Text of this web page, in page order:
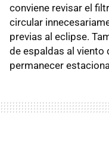
conviene revisar el
circular
previas al eclipse.
de espaldas al viento
permanecer